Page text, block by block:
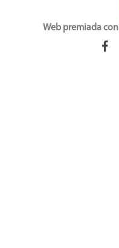
Web premiada